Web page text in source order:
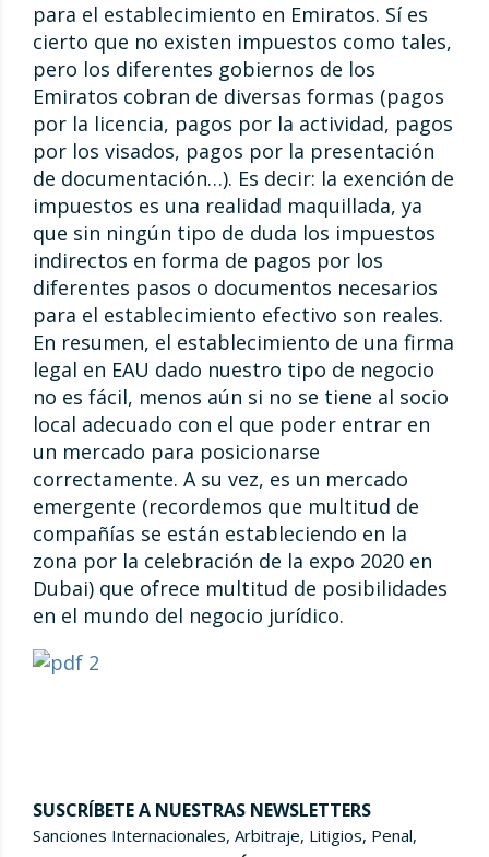
para el establecimiento en Emiratos. Sí es
cierto que no existen impuestos como tales,
pero los diferentes gobiernos de los
Emiratos cobran de diversas formas (pagos
por la licencia, pagos por la actividad, pagos
por los visados, pagos por la presentación
de documentación…). Es decir: la exención de
impuestos es una realidad maquillada, ya
que sin ningún tipo de duda los impuestos
indirectos en forma de pagos por los
diferentes pasos o documentos necesarios
para el establecimiento efectivo son reales.
En resumen, el establecimiento de una firma
legal en EAU dado nuestro tipo de negocio
no es fácil, menos aún si no se tiene al socio
local adecuado con el que poder entrar en
un mercado para posicionarse
correctamente. A su vez, es un mercado
emergente (recordemos que multitud de
compañías se están estableciendo en la
zona por la celebración de la expo 2020 en
Dubai) que ofrece multitud de posibilidades
en el mundo del negocio jurídico.
SUSCRÍBETE A NUESTRAS NEWSLETTERS
Sanciones Internacionales, Arbitraje, Litigios, Penal,